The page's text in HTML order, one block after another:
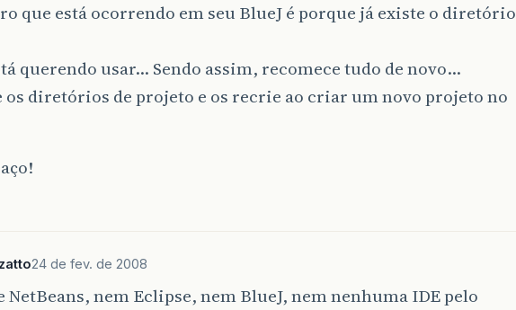
que está ocorrendo em seu BlueJ é porque já existe o diretório
querendo usar… Sendo assim, recomece tudo de novo…
os diretórios de projeto e os recrie ao criar um novo projeto no
24 de fev. de 2008
NetBeans, nem Eclipse, nem BlueJ, nem nenhuma IDE pelo